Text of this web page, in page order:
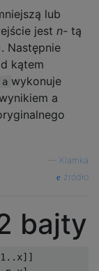
lub
jest n- tą
Następnie
kątem
a wykonuje
a
Klamka
źródło
bajty
1 .. x]]